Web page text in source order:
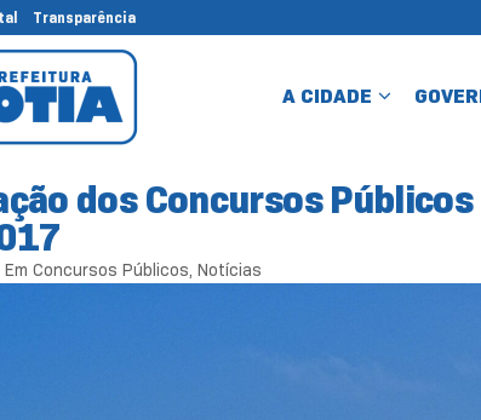
Transparência
A CIDADE
dos Concursos
Em Concursos Públicos, Notícias